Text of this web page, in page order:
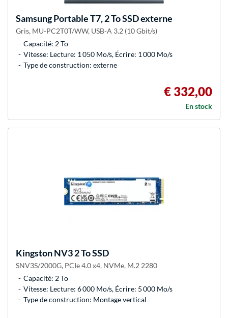
SamsungPortable T7, 2 To SSD externe
Gris, MU-PC2T0T/WW, USB-A 3.2 (10 Gbit/s)
Capacité: 2 To
Vitesse: Lecture: 1 050 Mo/s, Écrire: 1 000 Mo/s
Type de construction: externe
€ 332,00
En stock
KingstonNV3 2 To SSD
SNV3S/2000G, PCIe 4.0 x4, NVMe, M.2 2280
Capacité: 2 To
Vitesse: Lecture: 6 000 Mo/s, Écrire: 5 000 Mo/s
Type de construction: Montage vertical